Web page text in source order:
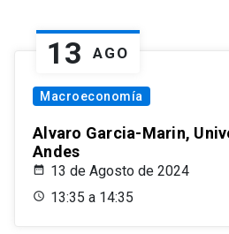
13 AGO
Macroeconomía
Alvaro Garcia-Marin,
Andes
13 de Agosto de 2024
13:35 a 14:35